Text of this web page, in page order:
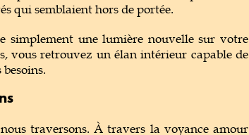
qui semblaient hors de portée.
simplement une lumière nouvelle sur votre
vous retrouvez un élan intérieur capable de
traversons. À travers la voyance amour